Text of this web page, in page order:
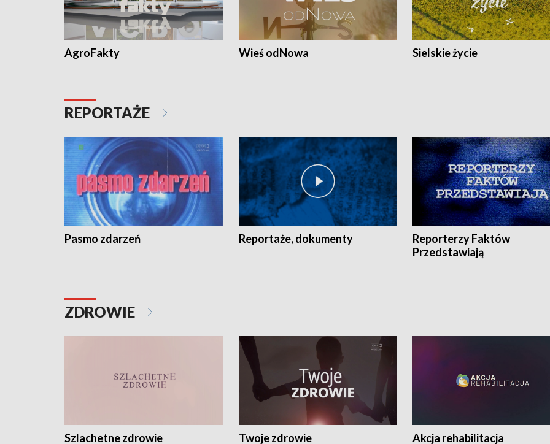
AgroFakty Wieś odNowa Sielskie życie
REPORTAŻE
Pasmo zdarzeń Reportaże, dokumenty
Reporterzy Faktów
Przedstawiają
ZDROWIE
Szlachetne zdrowie Twoje zdrowie Akcja rehabilitacja